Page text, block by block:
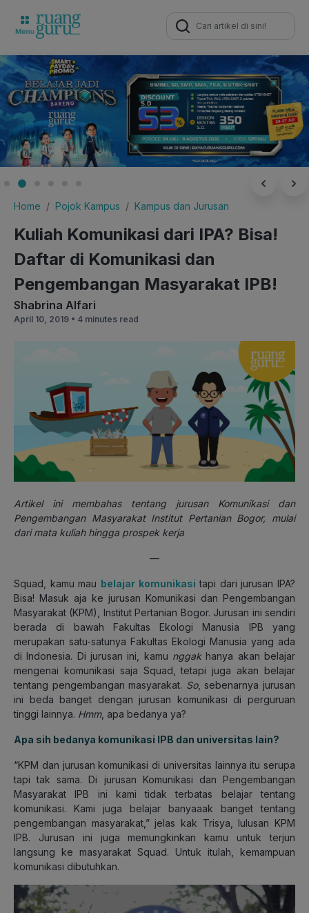
Search
for:
Home Pojok Kampus Kampus dan Jurusan
Kuliah Komunikasi dari IPA? Bisa!
Daftar di Komunikasi dan
Pengembangan Masyarakat IPB!
Shabrina Alfari
April 10, 2019 • 4 minutes read
Artikel ini membahas tentang jurusan Komunikasi dan
Pengembangan Masyarakat Institut Pertanian Bogor, mulai
dari mata kuliah hingga prospek kerja
—
Squad, kamu mau belajar komunikasi tapi dari jurusan IPA?
Bisa! Masuk aja ke jurusan Komunikasi dan Pengembangan
Masyarakat (KPM), Institut Pertanian Bogor. Jurusan ini sendiri
berada di bawah Fakultas Ekologi Manusia IPB yang
merupakan satu-satunya Fakultas Ekologi Manusia yang ada
di Indonesia. Di jurusan ini, kamu nggakhanya akan belajar
mengenai komunikasi saja Squad, tetapi juga akan belajar
tentang pengembangan masyarakat. So, sebenarnya jurusan
ini beda banget dengan jurusan komunikasi di perguruan
tinggi lainnya. Hmm, apa bedanya ya?
Apa sih bedanya komunikasi IPB dan universitas lain?
“KPM dan jurusan komunikasi di universitas lainnya itu serupa
tapi tak sama. Di jurusan Komunikasi dan Pengembangan
Masyarakat IPB ini kami tidak terbatas belajar tentang
komunikasi. Kami juga belajar banyaaak banget tentang
pengembangan masyarakat,” jelas kak Trisya, lulusan KPM
IPB. Jurusan ini juga memungkinkan kamu untuk terjun
langsung ke masyarakat Squad. Untuk itulah, kemampuan
komunikasi dibutuhkan.